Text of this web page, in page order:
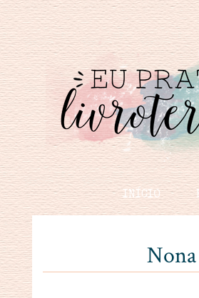
INÍCIO